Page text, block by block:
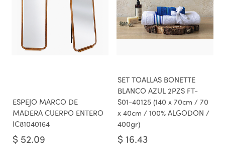
ESPEJO MARCO DE
MADERA CUERPO ENTERO
IC81040164
$ 52.09
SET TOALLAS BONETTE
BLANCO AZUL 2PZS FT-
S01-40125 (140 x 70cm / 70
x 40cm / 100% ALGODON /
400gr)
$ 16.43